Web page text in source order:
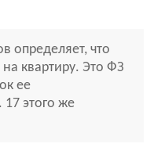
определяет, что
квартиру. Это ФЗ
ее
17 этого же